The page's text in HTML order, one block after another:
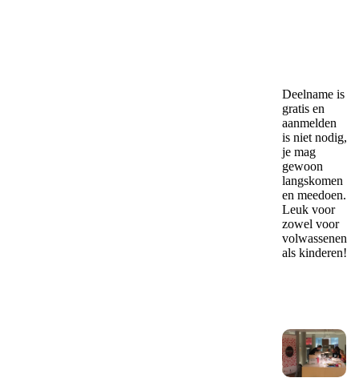
Deelname is
gratis en
aanmelden
is niet nodig,
je mag
gewoon
langskomen
en meedoen.
Leuk voor
zowel voor
volwassenen
als kinderen!